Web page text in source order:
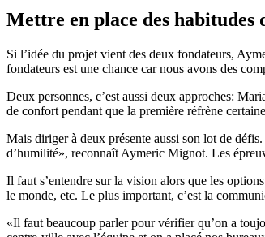
Mettre en place des habitudes
Si l’idée du projet vient des deux fondateurs,
fondateurs est une chance car nous avons des
Deux personnes, c’est aussi deux approches:
de confort pendant que la première réfrène
Mais diriger à deux présente aussi son lot de
d’humilité», reconnaît Aymeric Mignot. Les
Il faut s’entendre sur la vision alors que les
le monde, etc. Le plus important, c’est la
«Il faut beaucoup parler pour vérifier qu’on a